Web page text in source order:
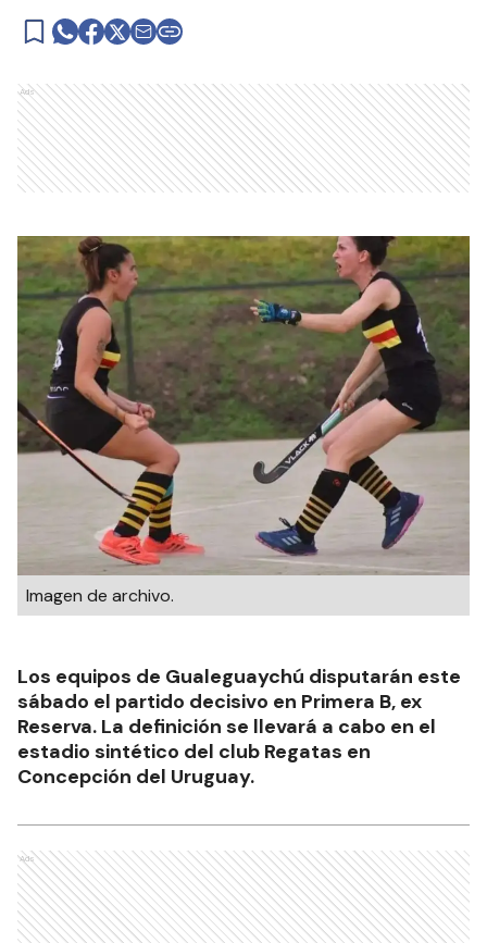
Ads
Imagen de archivo.
Los equipos de Gualeguaychú disputarán este
sábado el partido decisivo en Primera B, ex
Reserva. La definición se llevará a cabo en el
estadio sintético del club Regatas en
Concepción del Uruguay.
Ads